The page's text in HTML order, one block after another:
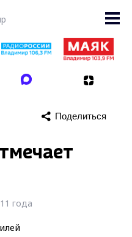
Поделиться
года